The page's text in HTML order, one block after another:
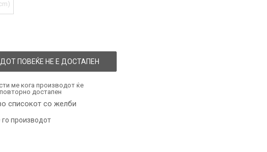
ПОВЕЌЕ НЕ Е ДОСТАПЕН
ме кога производот ќе
достапен
списокот со желби
производот